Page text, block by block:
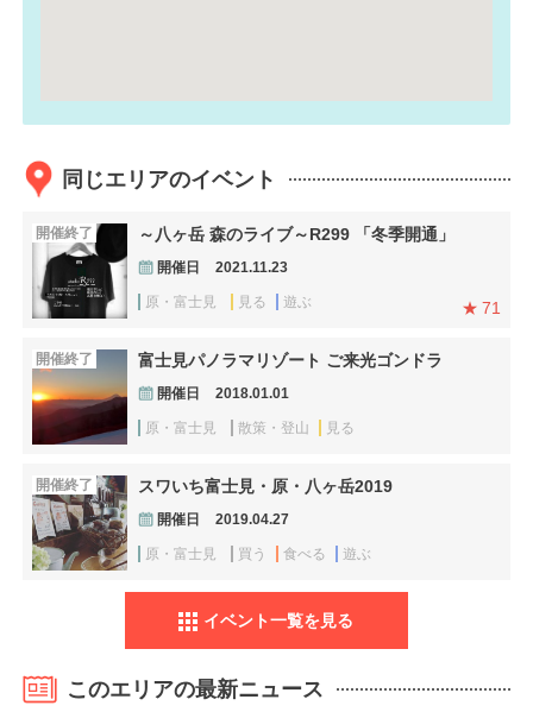
同じエリアのイベント
開催終了 ～八ヶ岳 森のライブ～R299 「冬季開通」
開催日 2021.11.23
原・富士見 見る 遊ぶ 71
開催終了 富士見パノラマリゾート ご来光ゴンドラ
開催日 2018.01.01
原・富士見 散策・登山 見る
開催終了 スワいち富士見・原・八ヶ岳2019
開催日 2019.04.27
原・富士見 買う 食べる 遊ぶ
イベント一覧を見る
このエリアの最新ニュース